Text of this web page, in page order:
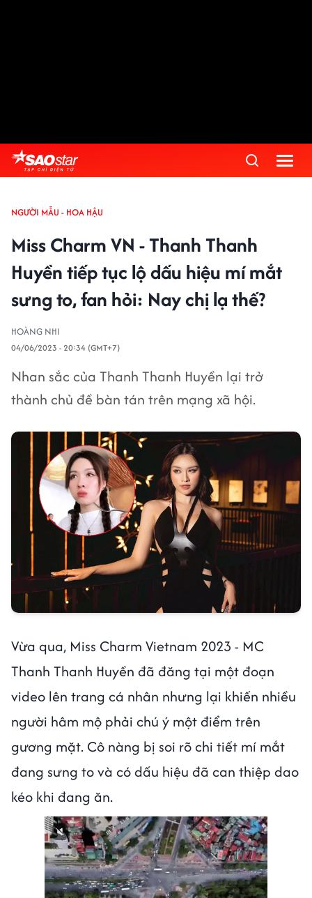
NGƯỜI MẪU - HOA HẬU
Miss Charm VN - Thanh Thanh
Huyền tiếp tục lộ dấu hiệu mí mắt
sưng to, fan hỏi: Nay chị lạ thế?
HOÀNG NHI
04/06/2023 - 20:34 (GMT+7)
Nhan sắc của Thanh Thanh Huyền lại trở
thành chủ đề bàn tán trên mạng xã hội.
Vừa qua, Miss Charm Vietnam 2023 - MC
Thanh Thanh Huyền đã đăng tại một đoạn
video lên trang cá nhân nhưng lại khiến nhiều
người hâm mộ phải chú ý một điểm trên
gương mặt. Cô nàng bị soi rõ chi tiết mí mắt
đang sưng to và có dấu hiệu đã can thiệp dao
kéo khi đang ăn.